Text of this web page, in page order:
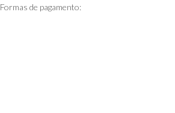
Formas de pagamento: